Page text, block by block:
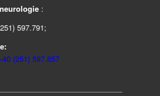
:
597.791;
(251) 597.857